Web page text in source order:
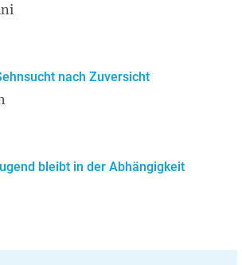
nach Zuversicht
bleibt in der Abhängigkeit